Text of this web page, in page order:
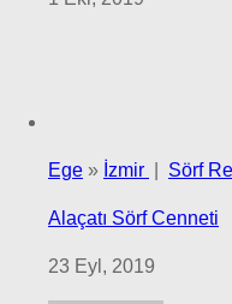
Ege » İzmir Sörf
Alaçatı Sörf Cenneti
23 Eyl, 2019